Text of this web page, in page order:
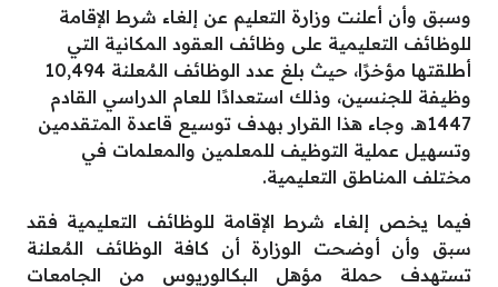
وسبق وأن أعلنت وزارة التعليم عن إلغاء شرط الإقامة
للوظائف التعليمية على وظائف العقود المكانية التي
أطلقتها مؤخرًا، حيث بلغ عدد الوظائف المُعلنة 10,494
وظيفة للجنسين، وذلك استعدادًا للعام الدراسي القادم
1447هـ. وجاء هذا القرار بهدف توسيع قاعدة المتقدمين
وتسهيل عملية التوظيف للمعلمين والمعلمات في
مختلف المناطق التعليمية.
فيما يخص إلغاء شرط الإقامة للوظائف التعليمية فقد
سبق وأن أوضحت الوزارة أن كافة الوظائف المُعلنة
تستهدف حملة مؤهل البكالوريوس من الجامعات